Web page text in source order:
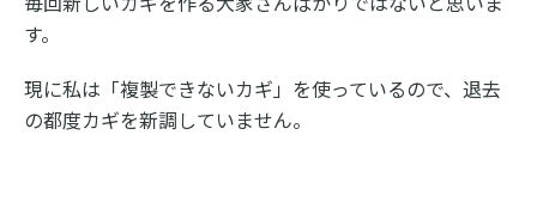
す。
現に私は「複製できないカギ」を使っているので、退去
の都度カギを新調していません。